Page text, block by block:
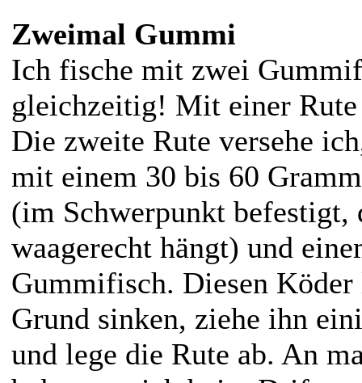
Zweimal Gummi
Ich fische mit zwei
gleichzeitig! Mit einer
Die zweite Rute versehe
mit einem 30 bis 60
(im Schwerpunkt befestigt,
waagerecht hängt) und
Gummifisch. Diesen Köder
Grund sinken, ziehe ihn
und lege die Rute ab. An